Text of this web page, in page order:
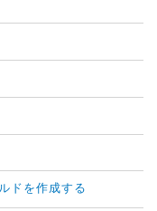
ドを作成する